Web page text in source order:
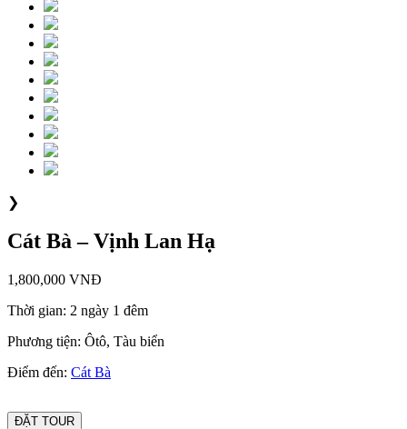
❯
Cát Bà – Vịnh Lan Hạ
1,800,000 VNĐ
Thời gian: 2 ngày 1 đêm
Phương tiện: Ôtô, Tàu biển
Điểm đến: Cát Bà
ĐẶT TOUR